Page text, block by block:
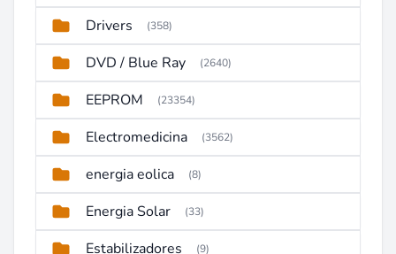
Drivers (358)
DVD / Blue Ray (2640)
EEPROM (23354)
Electromedicina (3562)
energia eolica (8)
Energia Solar (33)
Estabilizadores (9)